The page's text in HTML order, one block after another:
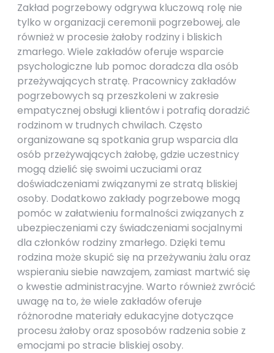
Zakład pogrzebowy odgrywa kluczową rolę nie
tylko w organizacji ceremonii pogrzebowej, ale
również w procesie żałoby rodziny i bliskich
zmarłego. Wiele zakładów oferuje wsparcie
psychologiczne lub pomoc doradcza dla osób
przeżywających stratę. Pracownicy zakładów
pogrzebowych są przeszkoleni w zakresie
empatycznej obsługi klientów i potrafią doradzić
rodzinom w trudnych chwilach. Często
organizowane są spotkania grup wsparcia dla
osób przeżywających żałobę, gdzie uczestnicy
mogą dzielić się swoimi uczuciami oraz
doświadczeniami związanymi ze stratą bliskiej
osoby. Dodatkowo zakłady pogrzebowe mogą
pomóc w załatwieniu formalności związanych z
ubezpieczeniami czy świadczeniami socjalnymi
dla członków rodziny zmarłego. Dzięki temu
rodzina może skupić się na przeżywaniu żalu oraz
wspieraniu siebie nawzajem, zamiast martwić się
o kwestie administracyjne. Warto również zwrócić
uwagę na to, że wiele zakładów oferuje
różnorodne materiały edukacyjne dotyczące
procesu żałoby oraz sposobów radzenia sobie z
emocjami po stracie bliskiej osoby.